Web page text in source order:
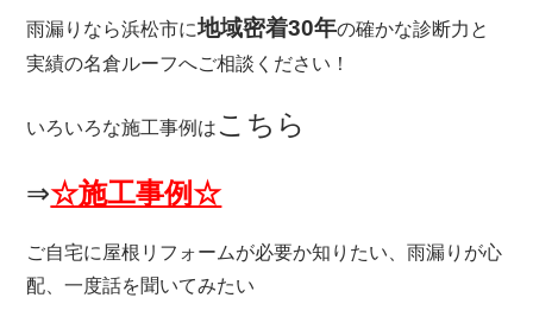
雨漏りなら浜松市に地域密着30年の確かな診断力と
実績の名倉ルーフへご相談ください！
いろいろな施工事例は こちら
⇒☆施工事例☆
ご自宅に屋根リフォームが必要か知りたい、雨漏りが心
配、一度話を聞いてみたい